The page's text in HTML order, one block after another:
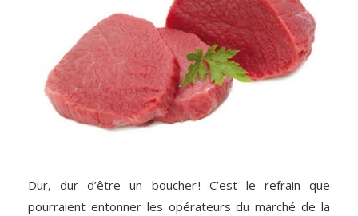
Dur, dur d’être un boucher ! C’est le refrain que
pourraient entonner les opérateurs du marché de la